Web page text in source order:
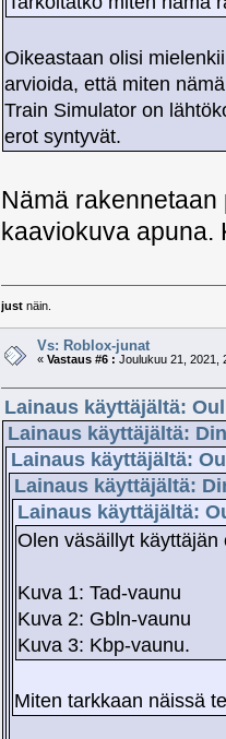
Oikeastaan olisi
arvioida, että miten
Train Simulator on
erot syntyvät.
Nämä
kaaviokuva apuna.
just näin.
Vs: Roblox-junat
« Vastaus #6 : Joulukuu 21, 2021,
Lainaus käyttäjältä:
Lainaus käyttäjältä:
Lainaus käyttäjältä:
Lainaus käyttäjältä:
Lainaus käyttäjältä:
Olen väsäillyt
Kuva 1: Tad-vaunu
Kuva 2: Gbln-vaunu
Kuva 3: Kbp-vaunu.
Miten tarkkaan näissä